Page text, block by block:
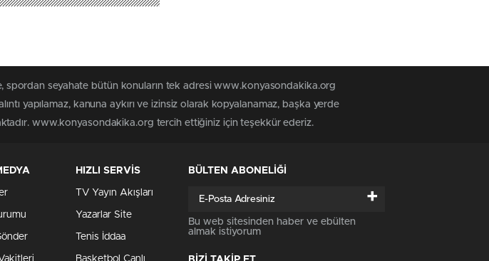
spordan seyahate bütün konuların tek adresi www.konyasondakika.org
yapılamaz, kanuna aykırı ve izinsiz olarak kopyalanamaz, başka yerde
www.konyasondakika.org tercih ettiğiniz için teşekkür ederiz.
HIZLI SERVİS
TV Yayın Akışları
Yazarlar Site
Tenis İddaa
Basketbol Canlı
BÜLTEN ABONELİĞİ
+
Bu web sitesinden haber ve ebülten
almak istiyorum